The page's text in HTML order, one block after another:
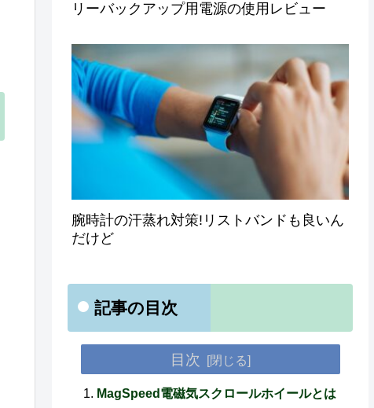
リーバックアップ用電源の使用レビュー
腕時計の汗蒸れ対策!リストバンドも良いん
だけど
記事の目次
目次
MagSpeed電磁気スクロールホイールとは